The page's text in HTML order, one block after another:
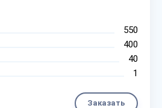
550
400
40
1
Заказать